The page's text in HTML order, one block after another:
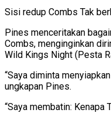
Sisi redup Combs Tak
Pines menceritakan
Combs, menginginkan
Wild Kings Night (Pesta
“Saya diminta
ungkapan Pines.
“Saya membatin: Kenapa